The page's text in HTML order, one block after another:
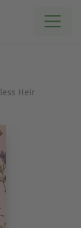
Heir